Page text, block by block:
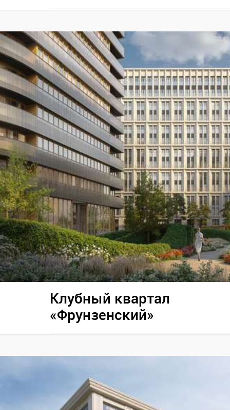
Клубный квартал
«Фрунзенский»